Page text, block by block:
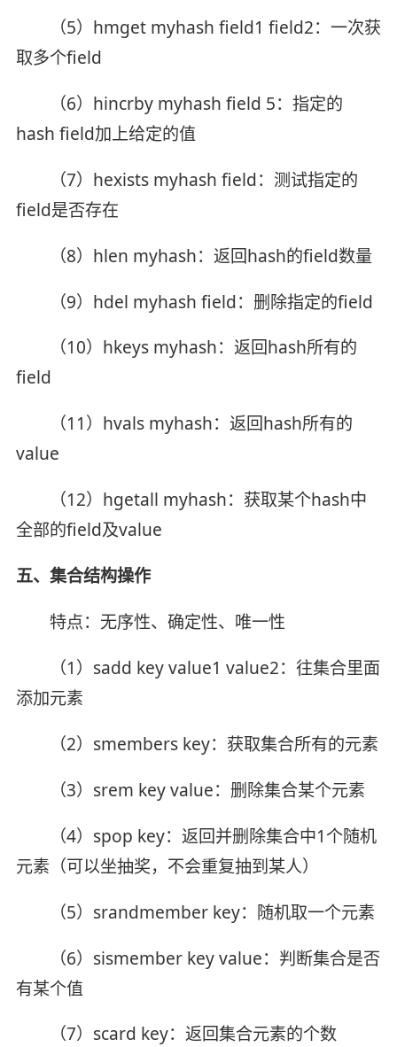
（5）hmget myhash field1 field2：一次获
取多个field
（6）hincrby myhash field 5：指定的
hash field加上给定的值
（7）hexists myhash field：测试指定的
field是否存在
（8）hlen myhash：返回hash的field数量
（9）hdel myhash field：删除指定的field
（10）hkeys myhash：返回hash所有的
field
（11）hvals myhash：返回hash所有的
value
（12）hgetall myhash：获取某个hash中
全部的field及value
五、集合结构操作
特点：无序性、确定性、唯一性
（1）sadd key value1 value2：往集合里面
添加元素
（2）smembers key：获取集合所有的元素
（3）srem key value：删除集合某个元素
（4）spop key：返回并删除集合中1个随机
元素（可以坐抽奖，不会重复抽到某人）
（5）srandmember key：随机取一个元素
（6）sismember key value：判断集合是否
有某个值
（7）scard key：返回集合元素的个数